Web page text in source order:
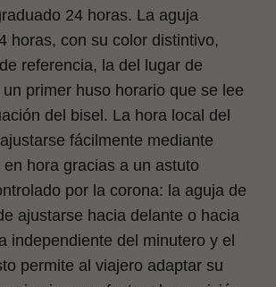
24 horas. La aguja
horas, con su color distintivo,
referencia, la del lugar de
primer huso horario que se lee
del bisel. La hora local del
fácilmente mediante
hora gracias a un astuto
por la corona: la aguja de
ajustarse hacia delante o hacia
independiente del minutero y el
permite al viajero adaptar su